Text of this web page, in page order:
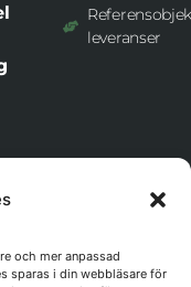
och mer anpassad
sparas i din webbläsare för
leveranser